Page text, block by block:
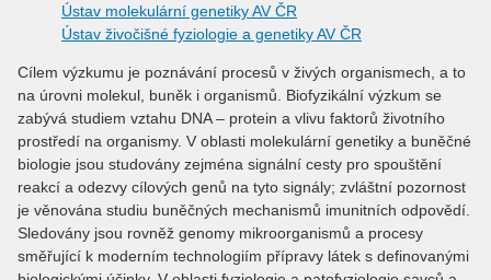
Ústav molekulární genetiky AV ČR
Ústav živočišné fyziologie a genetiky AV ČR
Cílem výzkumu je poznávání procesů v živých organismech, a to
na úrovni molekul, buněk i organismů. Biofyzikální výzkum se
zabývá studiem vztahu DNA – protein a vlivu faktorů životního
prostředí na organismy. V oblasti molekulární genetiky a buněčné
biologie jsou studovány zejména signální cesty pro spouštění
reakcí a odezvy cílových genů na tyto signály; zvláštní pozornost
je věnována studiu buněčných mechanismů imunitních odpovědí.
Sledovány jsou rovněž genomy mikroorganismů a procesy
směřující k moderním technologiím přípravy látek s definovanými